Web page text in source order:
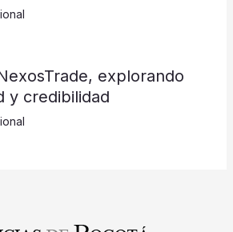
explorando
y credibilidad